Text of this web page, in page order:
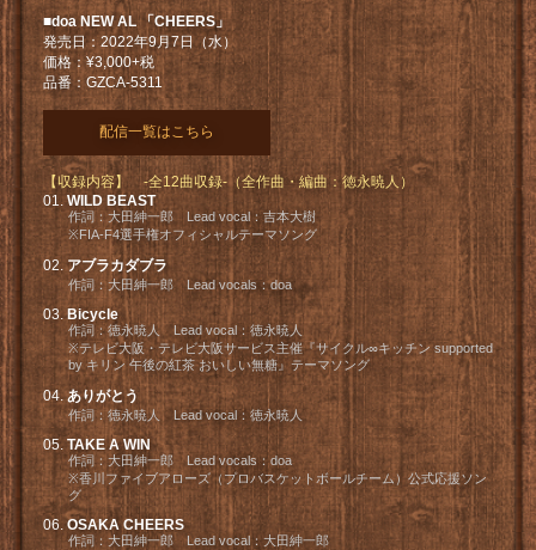
■doa NEW AL 「CHEERS」
発売日：2022年9月7日（水）
価格：¥3,000+税
品番：GZCA-5311
配信一覧はこちら
【収録内容】 -全12曲収録-（全作曲・編曲：徳永暁人）
WILD BEAST
作詞：大田紳一郎 Lead vocal：吉本大樹
※FIA-F4選手権オフィシャルテーマソング
アブラカダブラ
作詞：大田紳一郎 Lead vocals：doa
Bicycle
作詞：徳永暁人 Lead vocal：徳永暁人
※テレビ大阪・テレビ大阪サービス主催『サイクル∞キッチン supported
by キリン 午後の紅茶 おいしい無糖』テーマソング
ありがとう
作詞：徳永暁人 Lead vocal：徳永暁人
TAKE A WIN
作詞：大田紳一郎 Lead vocals：doa
※香川ファイブアローズ（プロバスケットボールチーム）公式応援ソン
グ
OSAKA CHEERS
作詞：大田紳一郎 Lead vocal：大田紳一郎